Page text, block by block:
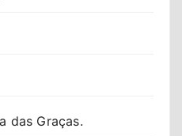
das Graças.